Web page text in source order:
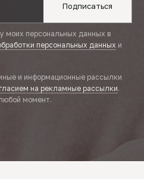
Подписаться
моих персональных данных в
персональных данных и
и информационные рассылки
на рекламные рассылки.
момент.